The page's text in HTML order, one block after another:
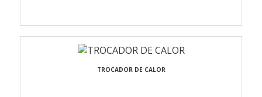
TROCADOR DE CALOR